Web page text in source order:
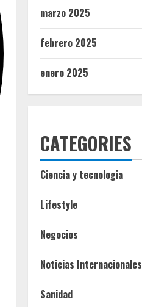
marzo 2025
febrero 2025
enero 2025
CATEGORIES
Ciencia y tecnologia
Lifestyle
Negocios
Noticias Internacionales
Sanidad